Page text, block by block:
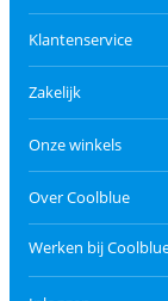
Klantenservice
Zakelijk
Onze winkels
Over Coolblue
Werken bij